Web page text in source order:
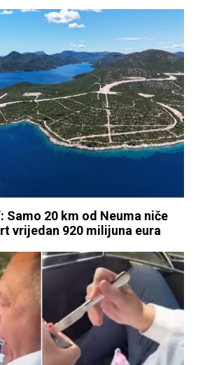
Samo 20 km od Neuma niče
vrijedan 920 milijuna eura